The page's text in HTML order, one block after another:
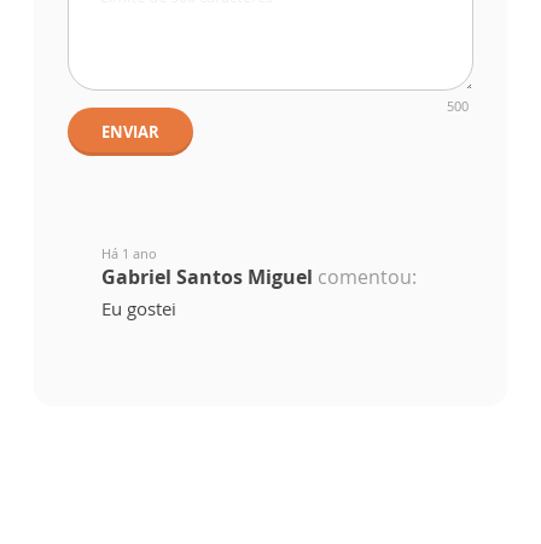
500
ENVIAR
Há 1 ano
Gabriel Santos Miguel comentou:
Eu gostei